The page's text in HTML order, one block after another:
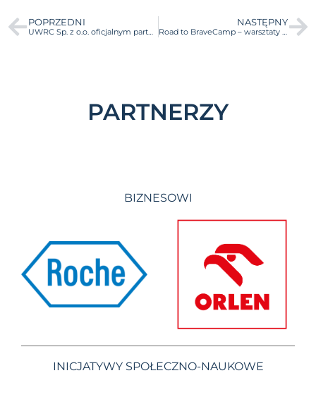
POPRZEDNI NASTĘPNY
PARTNERZY
BIZNESOWI
INICJATYWY SPOŁECZNO-NAUKOWE